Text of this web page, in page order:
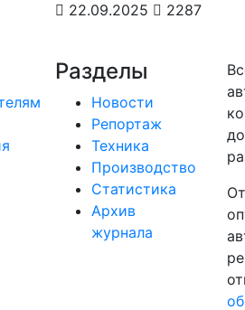
22.09.2025
2287
Разделы
Новости
Репортаж
Техника
Производство
Статистика
Архив
журнала